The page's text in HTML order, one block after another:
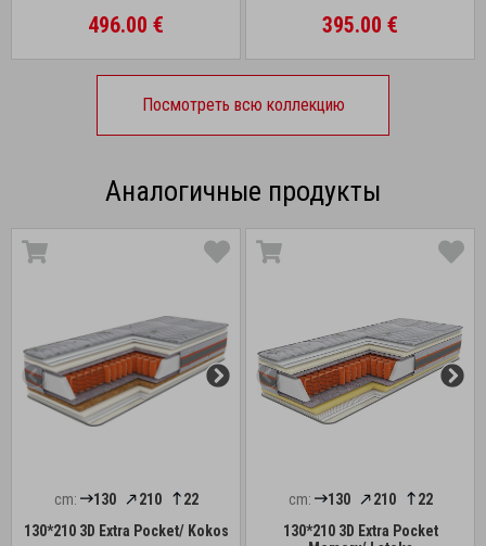
496.00 € 395.00 €
Посмотреть всю коллекцию
Аналогичные продукты
cm: 130 210
22
130*210 3D Extra Pocket/ Kokos
cm: 130 210
22
130*210 3D Extra Pocket